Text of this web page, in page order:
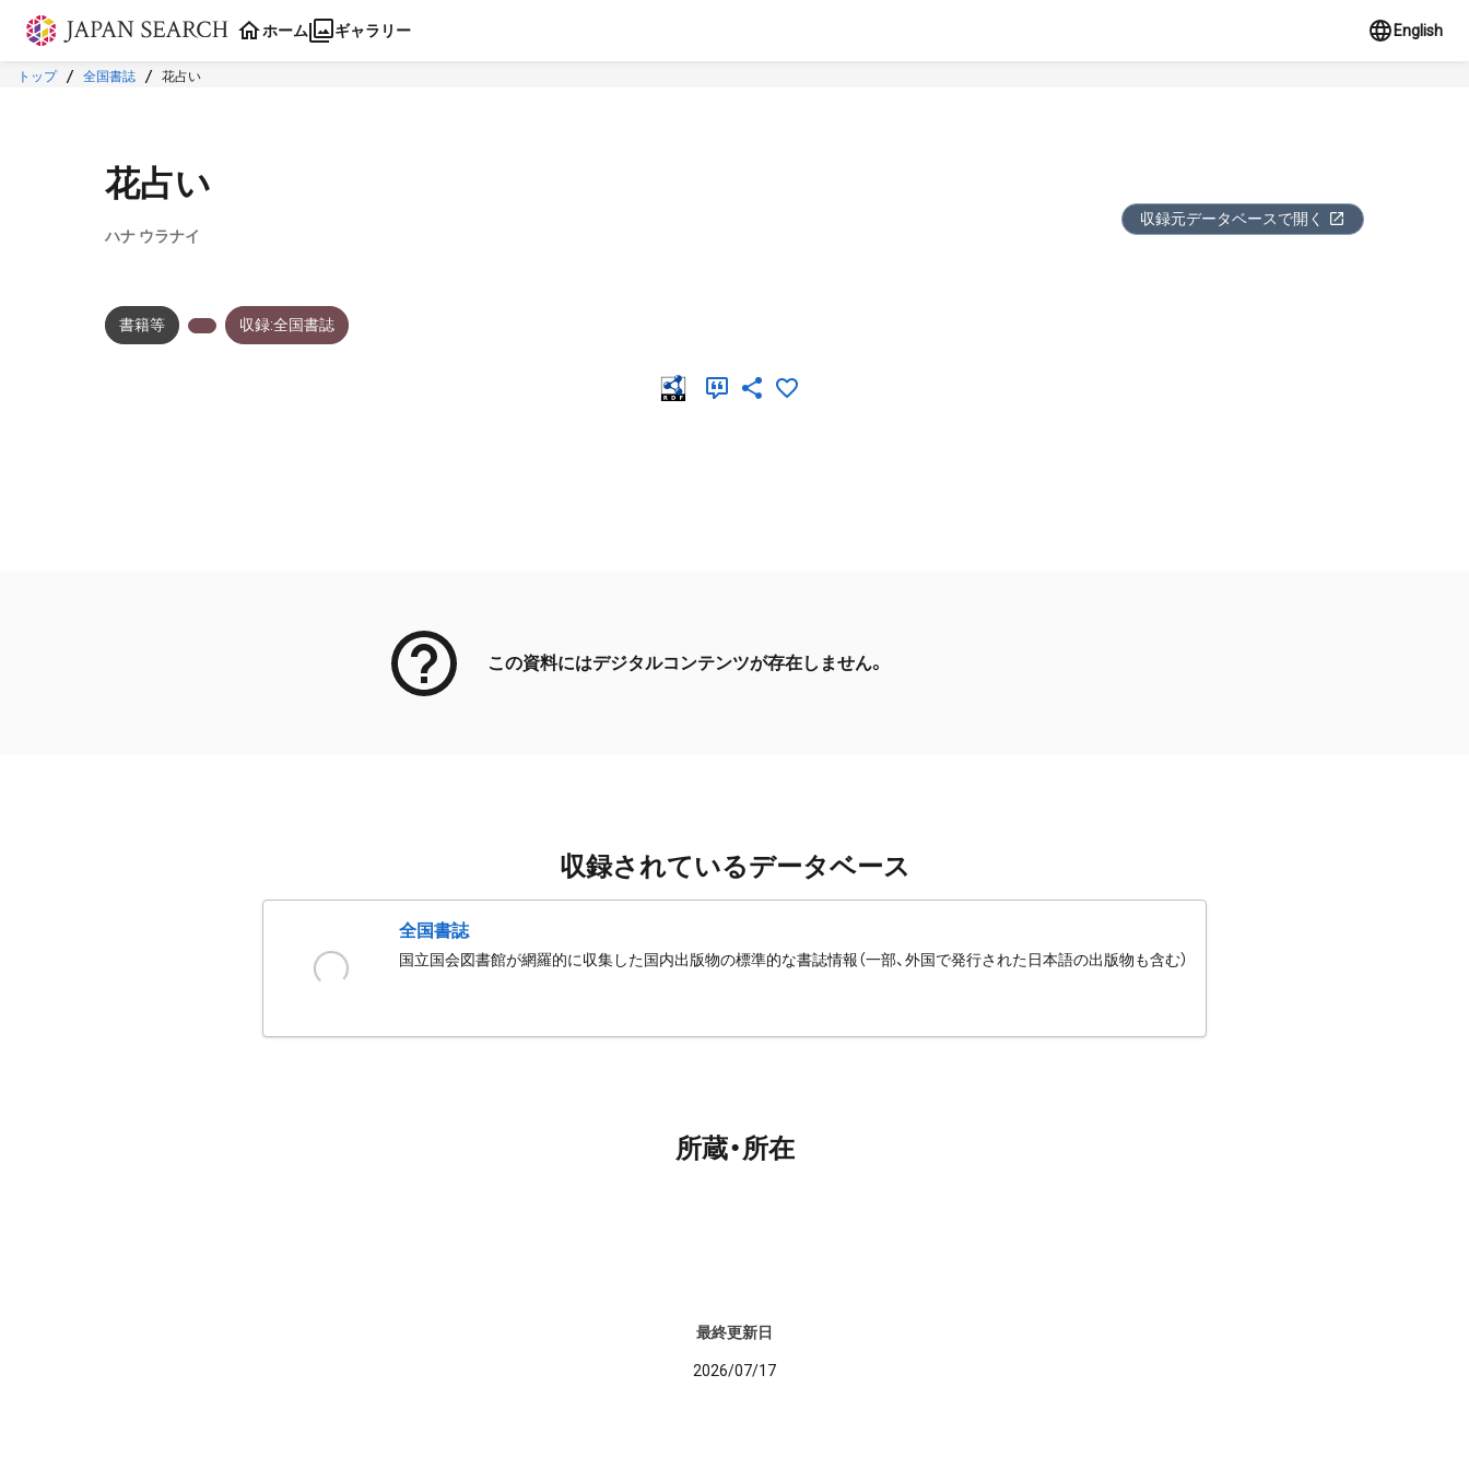
本文に飛ぶ
ホーム ギャラリー English
トップ 全国書誌 花占い
花占い
ハナ ウラナイ
収録元データベースで開く
書籍等 収録:全国書誌
この資料にはデジタルコンテンツが存在しません。
収録されているデータベース
全国書誌
国立国会図書館が網羅的に収集した国内出版物の標準的な書誌情報（一部、外国で発行された日本語の出版物も含む）
所蔵・所在
最終更新日
2026/07/17